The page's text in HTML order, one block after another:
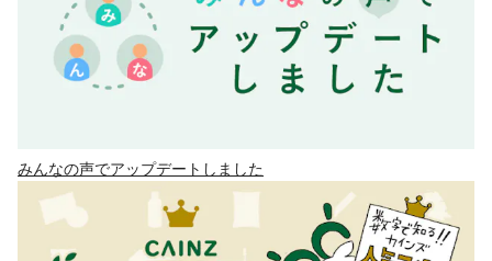
みんなの声でアップデートしました